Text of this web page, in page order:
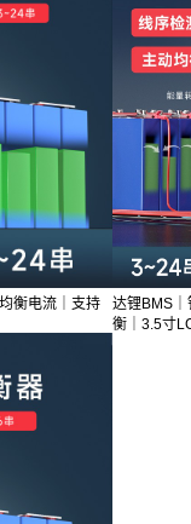
衡电流｜支持
达锂BMS
衡｜3.5寸